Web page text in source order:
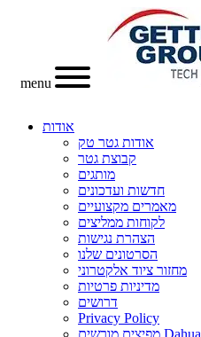
menu
אודות
אודות גטר טק
קבוצת גטר
מותגים
חדשות ועדכונים
מאמרים מקצועיים
לקוחות ממליצים
הצהרת נגישות
הסרטונים שלנו
מחזור ציוד אלקטרוני
מדיניות פרטיות
דרושים
Privacy Policy
מפיצים מורשים Dahua